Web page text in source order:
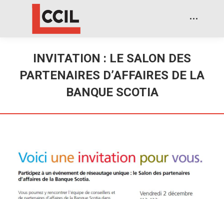
INVITATION : LE SALON DES
PARTENAIRES D’AFFAIRES DE LA
BANQUE SCOTIA